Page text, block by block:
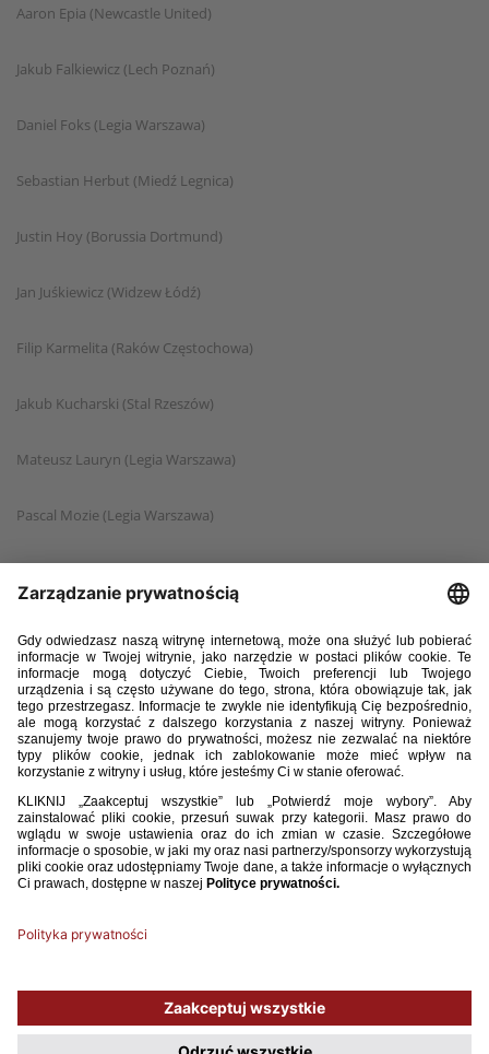
Aaron Epia (Newcastle United)
Jakub Falkiewicz (Lech Poznań)
Daniel Foks (Legia Warszawa)
Sebastian Herbut (Miedź Legnica)
Justin Hoy (Borussia Dortmund)
Jan Juśkiewicz (Widzew Łódź)
Filip Karmelita (Raków Częstochowa)
Jakub Kucharski (Stal Rzeszów)
Mateusz Lauryn (Legia Warszawa)
Pascal Mozie (Legia Warszawa)
Krystian Rostek (Śląsk Wrocław)
Maciej Ruszkiewicz (Legia Warszawa)
Ksawery Semik (Hutnik Kraków)
Jakub Stasiak (Sporting CP)
Jakub Zieliński (VfL Wolfsburg)
Używamy plików cookies, aby ułatwić Ci korzystanie z naszego serwisu
oraz do celów statystycznych. Jeśli nie blokujesz tych plików, to zgadzasz